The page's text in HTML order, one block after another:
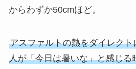
からわずか50cmほど。
アスファルトの熱をダイレク
人が「今日は暑いな」と感じる